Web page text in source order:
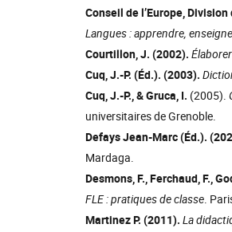
Conseil de l’Europe,
Langues : apprendre,
Courtillon, J. (2002).
Cuq, J.-P. (Éd.). (2003).
Cuq, J.-P., & Gruca, I. (2005).
universitaires de Grenoble.
Defays Jean-Marc (Éd.).
Mardaga.
Desmons, F., Ferchaud, F.,
FLE : pratiques de classe.
Martinez P. (2011). La